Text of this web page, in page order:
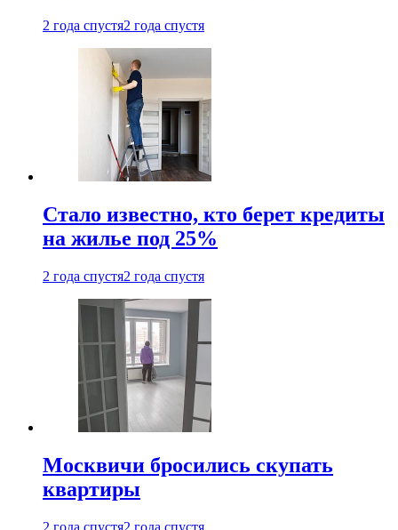
2 года спустя2 года спустя
Стало известно, кто берет кредиты
на жилье под 25%
2 года спустя2 года спустя
Москвичи бросились скупать
квартиры
2 года спустя2 года спустя